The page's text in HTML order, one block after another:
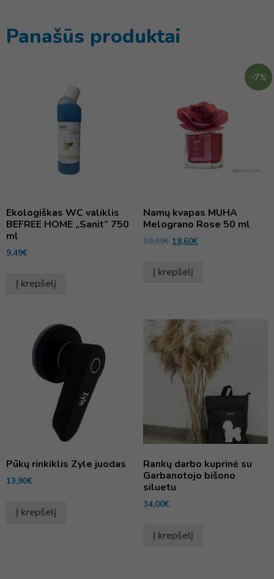
Panašūs produktai
Ekologiškas WC valiklis
BEFREE HOME „Sanit” 750
ml
9,49€
Į krepšelį
-7%
Namų kvapas MUHA
Melograno Rose 50 ml
19,99€ 18,60€
Į krepšelį
Pūkų rinkiklis Zyle juodas
13,90€
Į krepšelį
Rankų darbo kuprinė su
Garbanotojo bišono
siluetu
34,00€
Į krepšelį